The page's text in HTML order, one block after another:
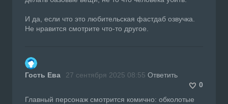
И да, если что это любительская фастдаб озвучка.
Не нравится смотрите что-то другое.
Гость Ева 27 сентября 2025 08:55 Ответить
0
Главный персонаж смотрится комично: обколотые